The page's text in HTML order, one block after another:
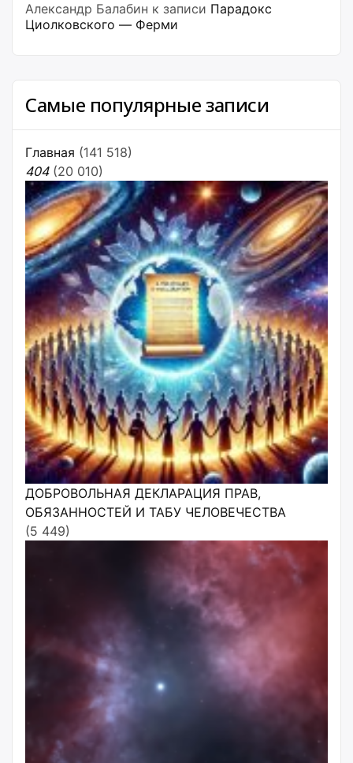
Александр Балабин к записи Парадокс
Циолковского — Ферми
Самые популярные записи
Главная (141 518)
404 (20 010)
ДОБРОВОЛЬНАЯ ДЕКЛАРАЦИЯ ПРАВ,
ОБЯЗАННОСТЕЙ И ТАБУ ЧЕЛОВЕЧЕСТВА
(5 449)